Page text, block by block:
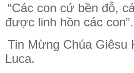
“Các con cứ bền đỗ,
được linh hồn các con”.
Tin Mừng Chúa Giêsu
Luca.